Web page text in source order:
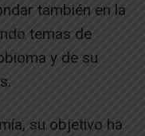
también en la
temas de
y de su
su objetivo ha